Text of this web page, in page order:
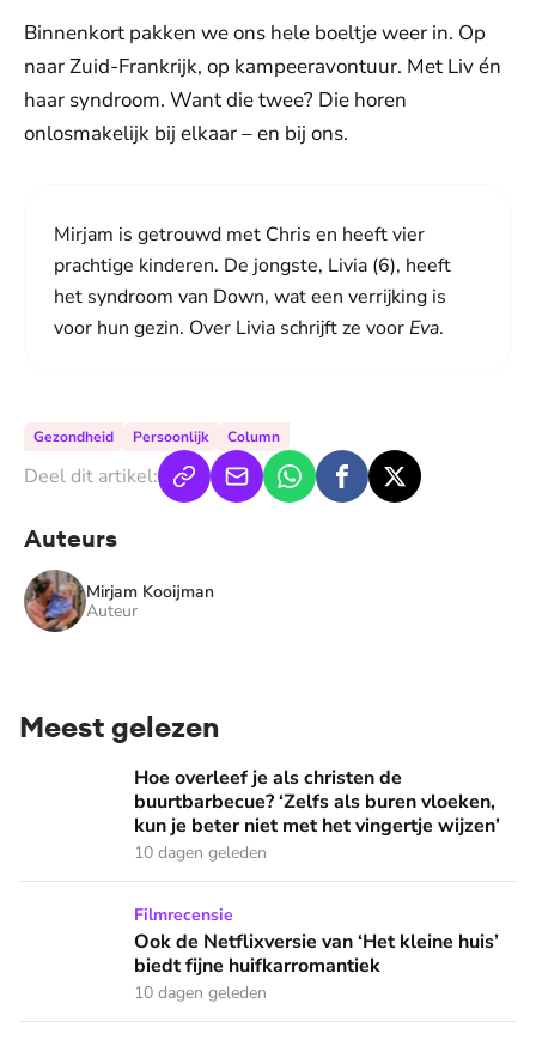
Binnenkort pakken we ons hele boeltje weer in. Op
naar Zuid-Frankrijk, op kampeeravontuur. Met Liv én
haar syndroom. Want die twee? Die horen
onlosmakelijk bij elkaar – en bij ons.
Mirjam is getrouwd met Chris en heeft vier
prachtige kinderen. De jongste, Livia (6), heeft
het syndroom van Down, wat een verrijking is
voor hun gezin. Over Livia schrijft ze voorEva.
Gezondheid Persoonlijk Column
Deel dit artikel:
Auteurs
Mirjam Kooijman
Auteur
Meest gelezen
Hoe overleef je als christen de buurtbarbecue? ‘Zelfs als
Hoe overleef je als christen de
buurtbarbecue? ‘Zelfs als buren vloeken,
kun je beter niet met het vingertje wijzen’
10 dagen geleden
Ook de Netflixversie van ‘Het kleine huis’ biedt fijne
Filmrecensie
Ook de Netflixversie van ‘Het kleine huis’
biedt fijne huifkarromantiek
10 dagen geleden